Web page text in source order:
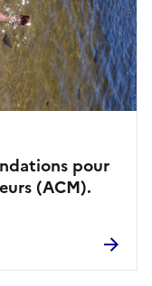
pour
(ACM).